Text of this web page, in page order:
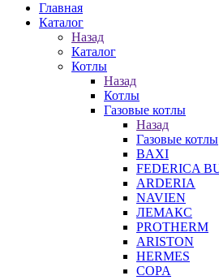
Главная
Каталог
Назад
Каталог
Котлы
Назад
Котлы
Газовые котлы
Назад
Газовые котлы
BAXI
FEDERICA
ARDERIA
NAVIEN
ЛЕМАКС
PROTHERM
ARISTON
HERMES
COPA